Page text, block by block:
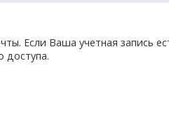
Если Ваша учетная запись
доступа.